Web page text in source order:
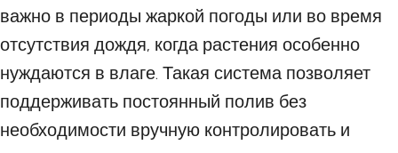
важно в периоды жаркой погоды или во время
отсутствия дождя, когда растения особенно
нуждаются в влаге. Такая система позволяет
поддерживать постоянный полив без
необходимости вручную контролировать и